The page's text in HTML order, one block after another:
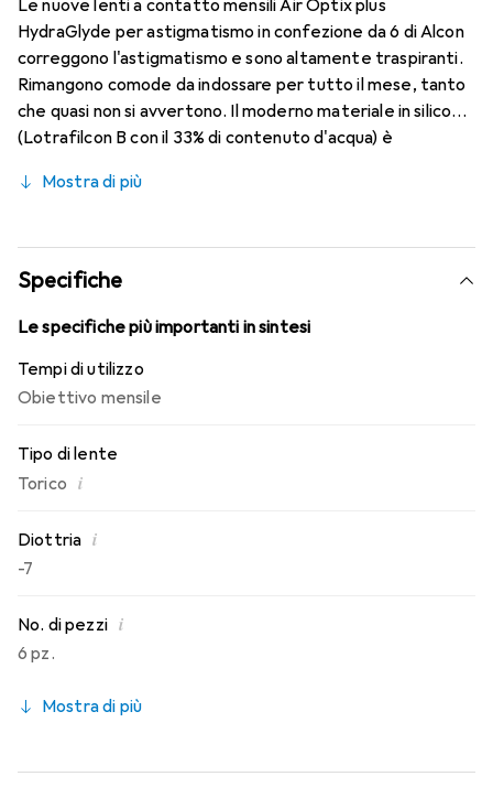
Le nuove lenti a contatto mensili Air Optix plus
HydraGlyde per astigmatismo in confezione da 6 di Alcon
correggono l'astigmatismo e sono altamente traspiranti.
Rimangono comode da indossare per tutto il mese, tanto
che quasi non si avvertono. Il moderno materiale in silicone
(Lotrafilcon B con il 33% di contenuto d'acqua) è
la nota tecnologia SmartShield, garantendo le migliori
assenza di fastidi durante tutto il giorno con queste lenti
mensili.
Mostra di più
Specifiche
Le specifiche più importanti in sintesi
Tempi di utilizzo
Obiettivo mensile
Tipo di lente
Torico i
Diottria i
-7
No. di pezzi i
6 pz.
Mostra di più